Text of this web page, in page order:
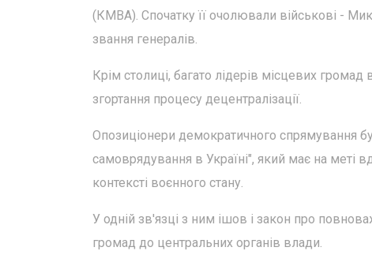
(КМВА). Спочатку її очолювали військові -
звання генералів.
Крім столиці, багато лідерів місцевих
згортання процесу децентралізації.
Опозиціонери демократичного спрямування
самоврядування в Україні", який має на меті
контексті воєнного стану.
У одній зв'язці з ним ішов і закон про
громад до центральних органів влади.